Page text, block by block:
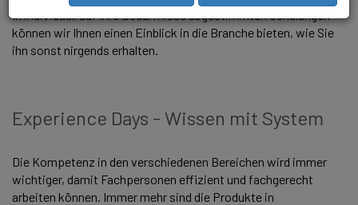
In individuell auf Ihre Bedürfnisse abgestimmten Schulungen
können wir Ihnen einen Einblick in die Branche bieten, wie Sie
ihn sonst nirgends erhalten.
Experience Days - Wissen mit System
Die Kompetenz in den verschiedenen Bereichen wird immer
wichtiger, damit Fachpersonen effizient und fachgerecht
arbeiten können. Immer mehr sind die Produkte in